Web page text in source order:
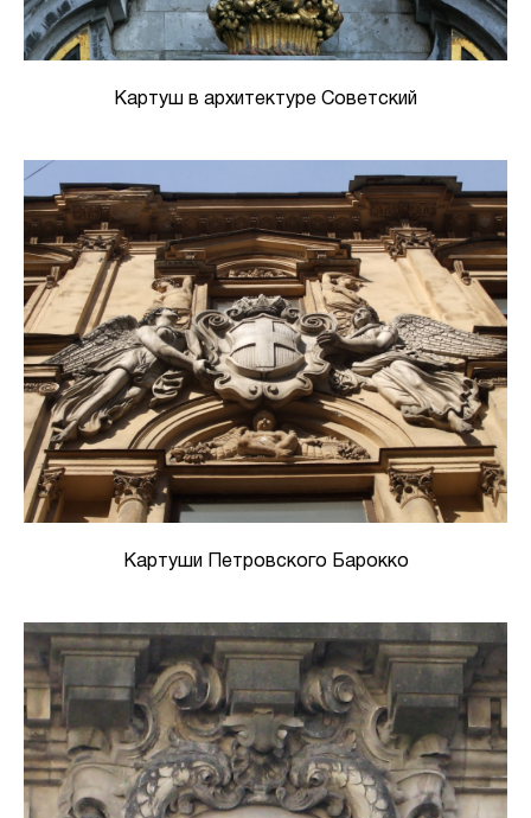
Картуш в архитектуре Советский
Картуши Петровского Барокко